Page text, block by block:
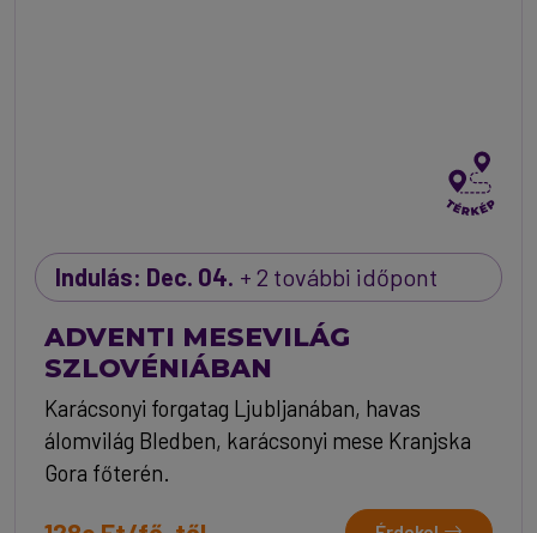
Indulás: Dec. 04. + 2 további időpont
ADVENTI MESEVILÁG
SZLOVÉNIÁBAN
Karácsonyi forgatag Ljubljanában, havas
álomvilág Bledben, karácsonyi mese Kranjska
Gora főterén.